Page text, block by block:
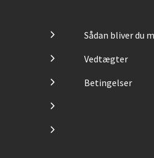
Sådan bliver du
Vedtægter
Betingelser